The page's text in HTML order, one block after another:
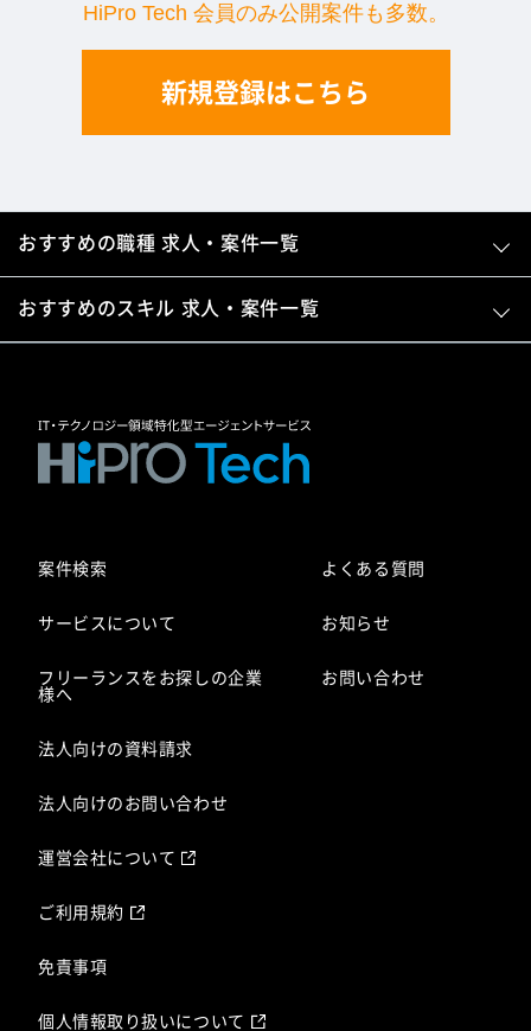
HiPro Tech 会員のみ公開案件も多数。
新規登録はこちら
おすすめの職種 求人・案件一覧
おすすめのスキル 求人・案件一覧
案件検索
サービスについて
フリーランスをお探しの企業
様へ
法人向けの資料請求
法人向けのお問い合わせ
よくある質問
お知らせ
お問い合わせ
運営会社について
ご利用規約
免責事項
個人情報取り扱いについて